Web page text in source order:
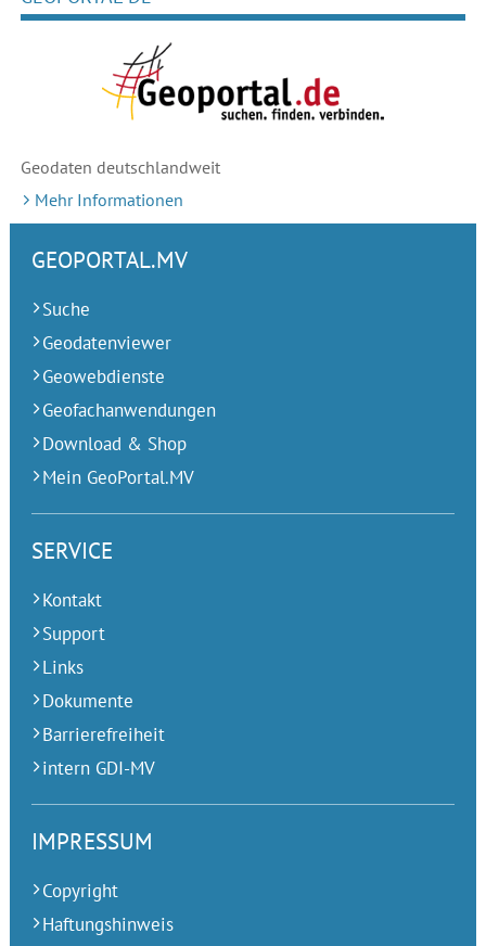
Geodaten deutschlandweit
Mehr Informationen
GEOPORTAL.MV
Suche
Geodatenviewer
Geowebdienste
Geofachanwendungen
Download & Shop
Mein GeoPortal.MV
SERVICE
Kontakt
Support
Links
Dokumente
Barrierefreiheit
intern GDI-MV
IMPRESSUM
Copyright
Haftungshinweis